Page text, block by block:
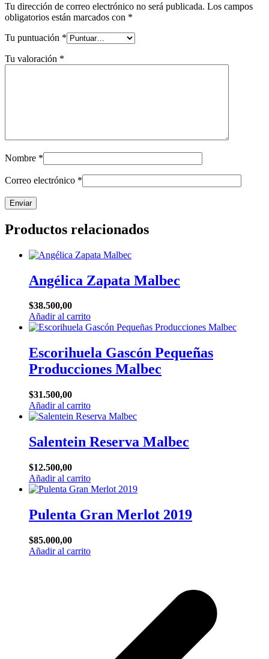
Tu dirección de correo electrónico no será publicada. Los campos
obligatorios están marcados con *
Tu puntuación *
Tu valoración *
Nombre *
Correo electrónico *
Productos relacionados
Angélica Zapata Malbec
$38.500,00
Añadir al carrito
Escorihuela Gascón Pequeñas
Producciones Malbec
$31.500,00
Añadir al carrito
Salentein Reserva Malbec
$12.500,00
Añadir al carrito
Pulenta Gran Merlot 2019
$85.000,00
Añadir al carrito